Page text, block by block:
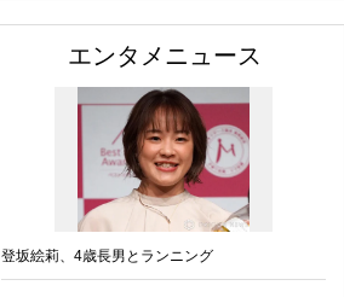
エンタメニュース
登坂絵莉、4歳長男とランニング